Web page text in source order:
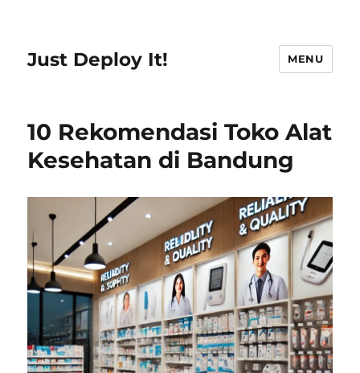
Just Deploy It! MENU
10 Rekomendasi Toko Alat
Kesehatan di Bandung